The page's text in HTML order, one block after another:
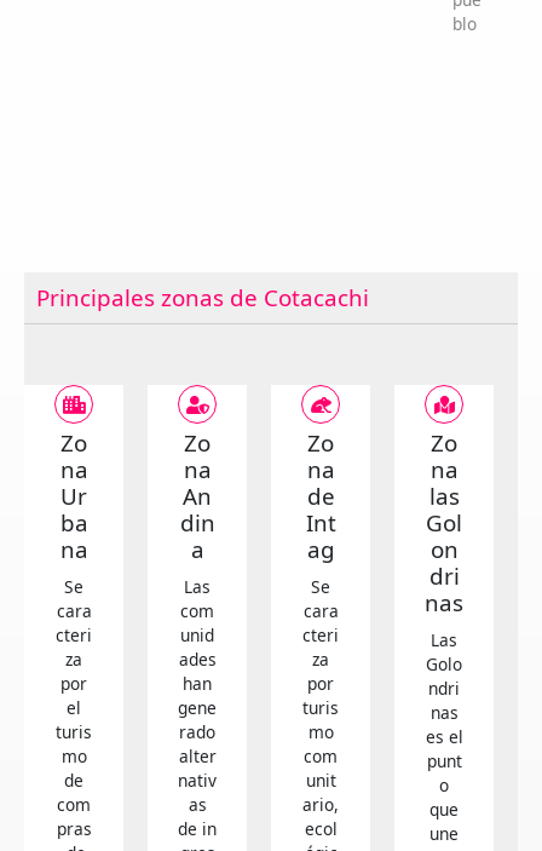
blo
Principales zonas de Cotacachi
Zo
na
Ur
ba
na
Se
cara
cteri
za
por
el
turis
mo
de
com
pras
Zo
na
An
din
a
Las
com
unid
ades
han
gene
rado
alter
nativ
as
de in
Zo
na
de
Int
ag
Se
cara
cteri
za
por
turis
mo
com
unit
ario,
ecol
Zo
na
las
Gol
on
dri
nas
Las
Golo
ndri
nas
es el
punt
o
que
une